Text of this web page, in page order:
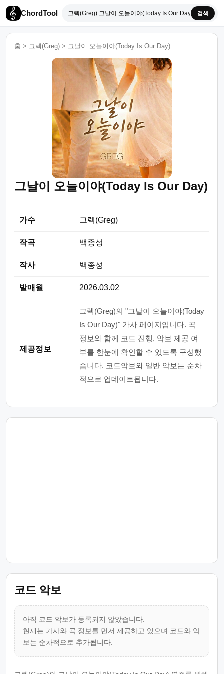
ChordTool 검색
홈 > 그렉(Greg) > 그날이 오늘이야(Today Is Our Day)
그날이 오늘이야(Today Is Our Day)
가수 그렉(Greg)
작곡 백종성
작사 백종성
발매월 2026.03.02
제공정보
그렉(Greg)의 "그날이 오늘이야(Today
Is Our Day)" 가사 페이지입니다. 곡
정보와 함께 코드 진행, 악보 제공 여
부를 한눈에 확인할 수 있도록 구성했
습니다. 코드악보와 일반 악보는 순차
적으로 업데이트됩니다.
코드 악보
아직 코드 악보가 등록되지 않았습니다.
현재는 가사와 곡 정보를 먼저 제공하고 있으며 코드와 악
보는 순차적으로 추가됩니다.